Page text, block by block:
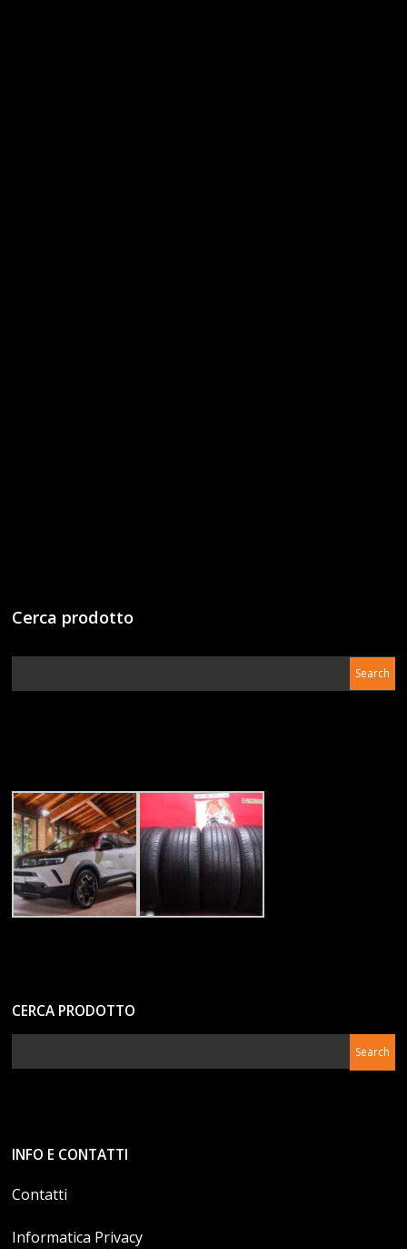
Cerca prodotto
CERCA PRODOTTO
INFO E CONTATTI
Contatti
Informatica Privacy